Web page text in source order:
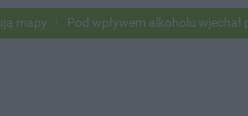
Pod wpływem alkoholu wjechał pod